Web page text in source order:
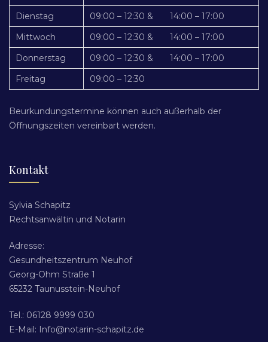
Dienstag
09:00 – 12:30 & 14:00 – 17:00
Mittwoch
09:00 – 12:30 & 14:00 – 17:00
Donnerstag
09:00 – 12:30 & 14:00 – 17:00
Freitag
09:00 – 12:30
Beurkundungstermine können auch außerhalb der
Öffnungszeiten vereinbart werden.
Kontakt
Sylvia Schapitz
Rechtsanwältin und Notarin
Adresse:
Gesundheitszentrum Neuhof
Georg-Ohm Straße 1
65232 Taunusstein-Neuhof
Tel.: 06128 9999 030
E-Mail: Info@notarin-schapitz.de